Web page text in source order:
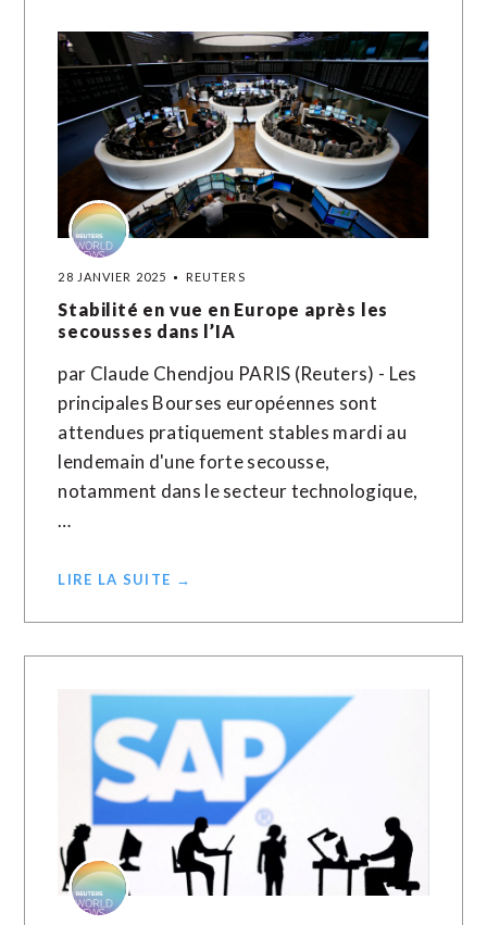
28 JANVIER 2025 REUTERS
Stabilité en vue en Europe après les
secousses dans l’IA
par Claude Chendjou PARIS (Reuters) - Les
principales Bourses européennes sont
attendues pratiquement stables mardi au
lendemain d'une forte secousse,
notamment dans le secteur technologique,
…
LIRE LA SUITE →